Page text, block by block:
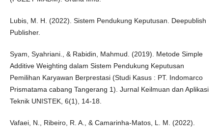
Lubis, M. H. (2022). Sistem Pendukung Keputusan. Deepublish
Publisher.
Syam, Syahriani., & Rabidin, Mahmud. (2019). Metode Simple
Additive Weighting dalam Sistem Pendukung Keputusan
Pemilihan Karyawan Berprestasi (Studi Kasus : PT. Indomarco
Prismatama cabang Tangerang 1). Jurnal Keilmuan dan Aplikasi
Teknik UNISTEK, 6(1), 14-18.
Vafaei, N., Ribeiro, R. A., & Camarinha-Matos, L. M. (2022).